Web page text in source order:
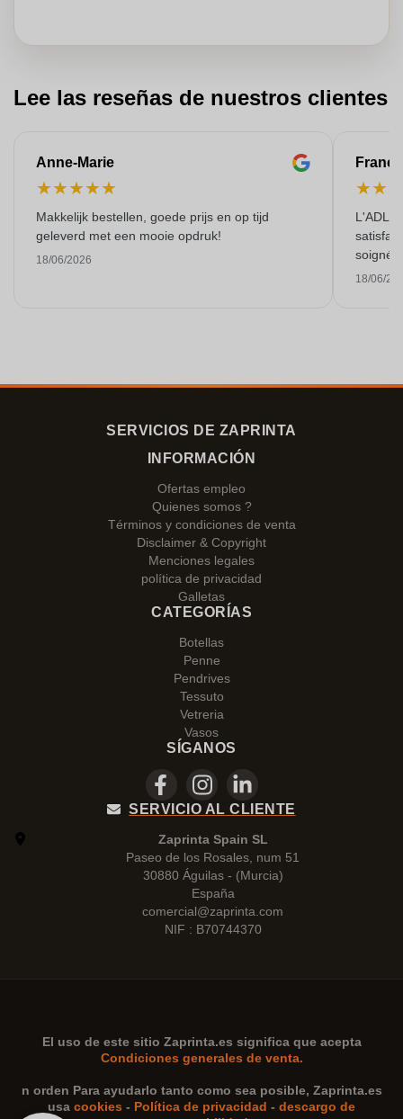
Lee las reseñas de nuestros clientes
Anne-Marie
★★★★★
Makkelijk bestellen, goede prijs en op tijd
geleverd met een mooie opdruk!
18/06/2026
★★
L'ADL
soigné
18/06/
SERVICIOS DE ZAPRINTA
INFORMACIÓN
Ofertas empleo
Quienes somos ?
Términos y condiciones de venta
Disclaimer & Copyright
Menciones legales
política de privacidad
Galletas
CATEGORÍAS
Botellas
Penne
Pendrives
Tessuto
Vetreria
Vasos
SÍGANOS
SERVICIO AL CLIENTE
Zaprinta Spain SL
Paseo de los Rosales, num 51
30880 Águilas - (Murcia)
España
comercial@zaprinta.com
NIF : B70744370
El uso de este sitio Zaprinta.es significa que acepta
Condiciones generales de venta.
n orden Para ayudarlo tanto como sea posible, Zaprinta.es
usa cookies - Política de privacidad - descargo de